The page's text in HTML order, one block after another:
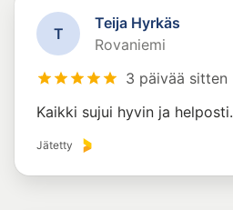
T
Teija Hyrkäs
Rovaniemi
3 päivää sitten
Kaikki sujui hyvin ja helposti.
Jätetty